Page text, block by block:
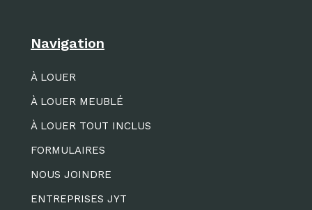
Navigation
À LOUER
À LOUER MEUBLÉ
À LOUER TOUT INCLUS
FORMULAIRES
NOUS JOINDRE
ENTREPRISES JYT